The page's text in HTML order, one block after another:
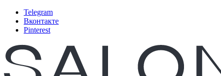
Telegram
Вконтакте
Pinterest